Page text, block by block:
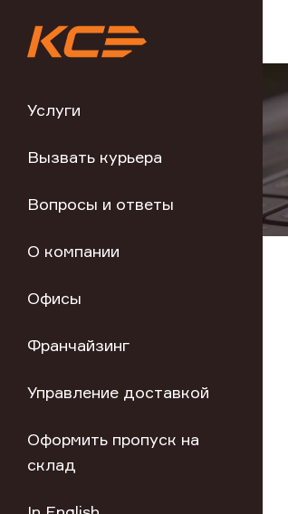
Услуги
Вызвать курьера
Вопросы и ответы
О компании
Офисы
Франчайзинг
Управление доставкой
Оформить пропуск на
склад